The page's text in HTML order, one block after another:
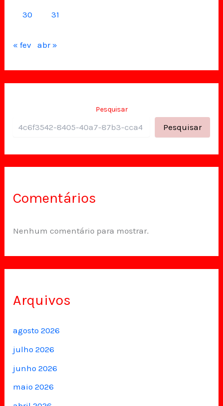
30
31
« fev abr »
Pesquisar
Pesquisar
Comentários
Nenhum comentário para mostrar.
Arquivos
agosto 2026
julho 2026
junho 2026
maio 2026